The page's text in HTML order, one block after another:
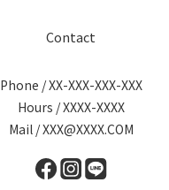
Contact
Phone / XX-XXX-XXX-XXX
Hours / XXXX-XXXX
Mail / XXX@XXXX.COM